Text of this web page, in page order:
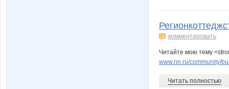
комментировать
Читайте мою тему
www.nn.ru/community/
Читать полностью